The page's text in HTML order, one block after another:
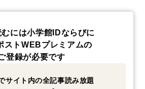
には小学館IDならびに
ストWEBプレミアムの
登録が必要です
サイト内の全記事読み放題